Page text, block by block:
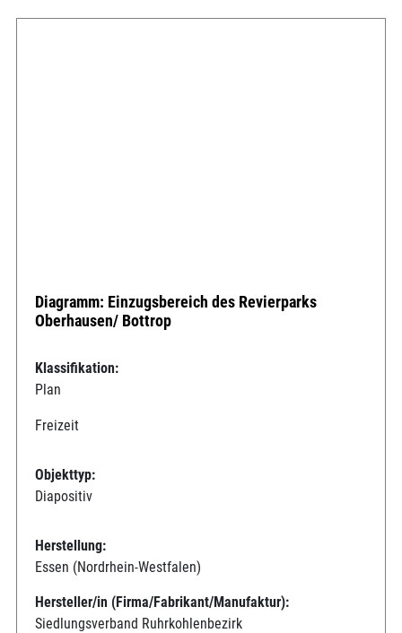
Diagramm: Einzugsbereich des Revierparks
Oberhausen/ Bottrop
Klassifikation:
Plan
Freizeit
Objekttyp:
Diapositiv
Herstellung:
Essen (Nordrhein-Westfalen)
Hersteller/in (Firma/Fabrikant/Manufaktur):
Siedlungsverband Ruhrkohlenbezirk